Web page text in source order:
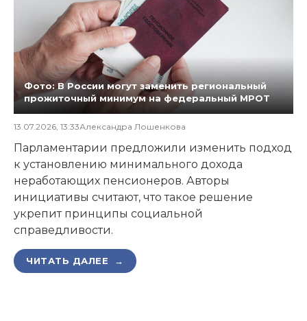
Фото: В России могут заменить региональный
прожиточный минимум на федеральный МРОТ
13.07.2026, 13:33Александра Лошенкова
Парламентарии предложили изменить подход
к установлению минимального дохода
неработающих пенсионеров. Авторы
инициативы считают, что такое решение
укрепит принципы социальной
справедливости.
ЧИТАТЬ ДАЛЕЕ →